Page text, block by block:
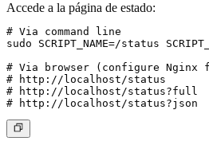
Accede a la página de estado:
# Via command line
sudo SCRIPT_NAME=/status
# Via browser (configure
# http://localhost/status
# http://localhost/status?full